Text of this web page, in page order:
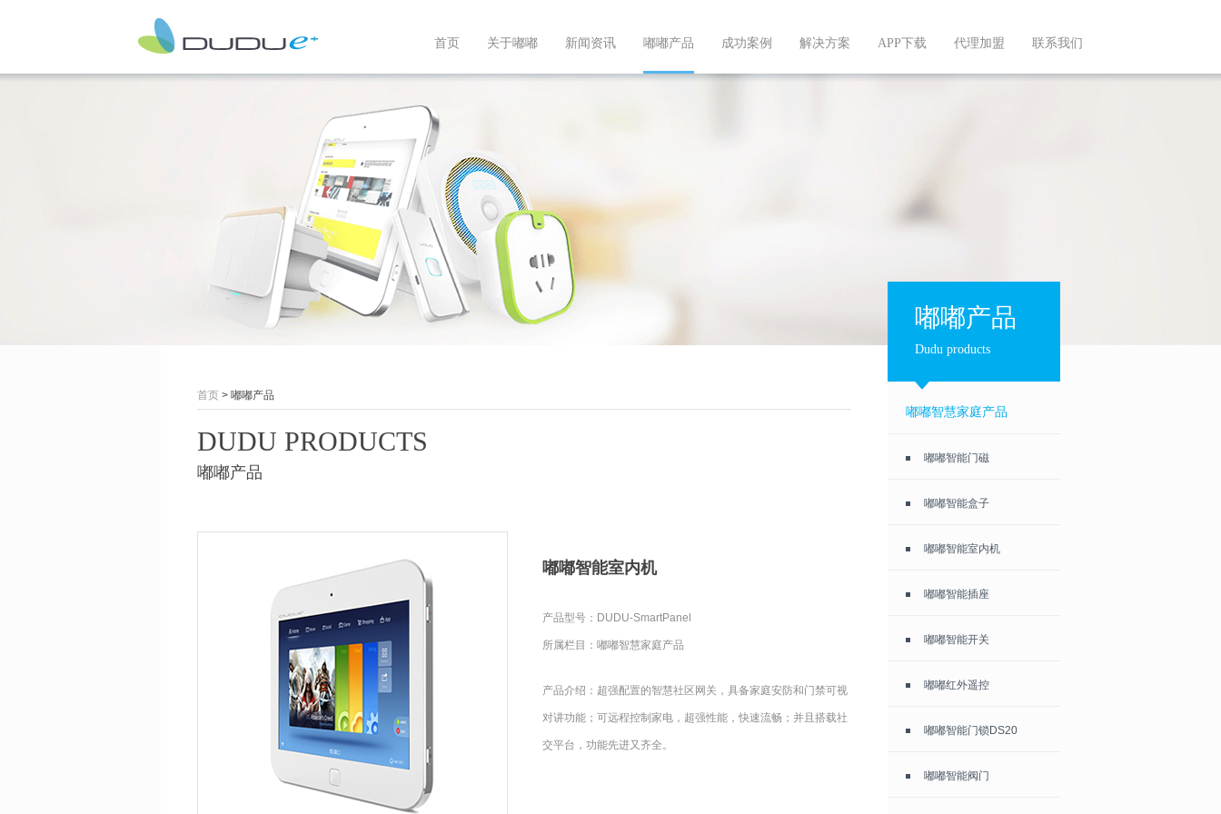
首页 关于嘟嘟 新闻资讯 嘟嘟产品 成功案例 解决方案 APP下载 代理加盟 联系我们
首页 > 嘟嘟产品
DUDU PRODUCTS
嘟嘟产品
嘟嘟智能室内机
产品型号：DUDU-SmartPanel
所属栏目：嘟嘟智慧家庭产品
产品介绍：超强配置的智慧社区网关，具备家庭安防和门禁可视
对讲功能；可远程控制家电，超强性能，快速流畅；并且搭载社
交平台，功能先进又齐全。
嘟嘟产品
Dudu products
嘟嘟智慧家庭产品
嘟嘟智能门磁
嘟嘟智能盒子
嘟嘟智能室内机
嘟嘟智能插座
嘟嘟智能开关
嘟嘟红外遥控
嘟嘟智能门锁DS20
嘟嘟智能阀门